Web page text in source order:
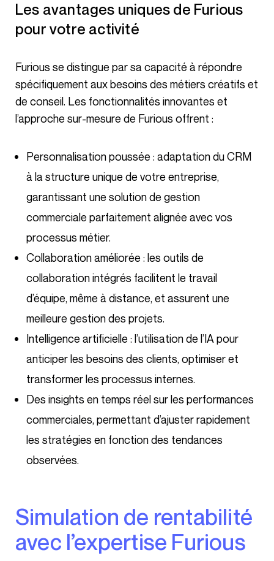
Les avantages uniques de Furious
pour votre activité
Furious se distingue par sa capacité à répondre
spécifiquement aux besoins des métiers créatifs et
de conseil. Les fonctionnalités innovantes et
l’approche sur-mesure de Furious offrent :
Personnalisation poussée : adaptation du CRM
à la structure unique de votre entreprise,
garantissant une solution de gestion
commerciale parfaitement alignée avec vos
processus métier.
Collaboration améliorée : les outils de
collaboration intégrés facilitent le travail
d’équipe, même à distance, et assurent une
meilleure gestion des projets.
Intelligence artificielle : l’utilisation de l’IA pour
anticiper les besoins des clients, optimiser et
transformer les processus internes.
Des insights en temps réel sur les performances
commerciales, permettant d’ajuster rapidement
les stratégies en fonction des tendances
observées.
Simulation de rentabilité
avec l’expertise Furious